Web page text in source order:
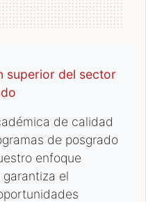
superior del sector
de calidad
de posgrado
enfoque
el